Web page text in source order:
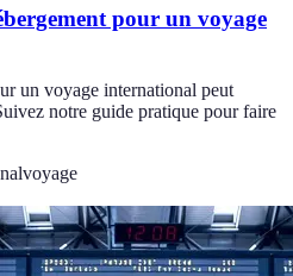
pour un voyage
un voyage international peut
notre guide pratique pour faire
voyage